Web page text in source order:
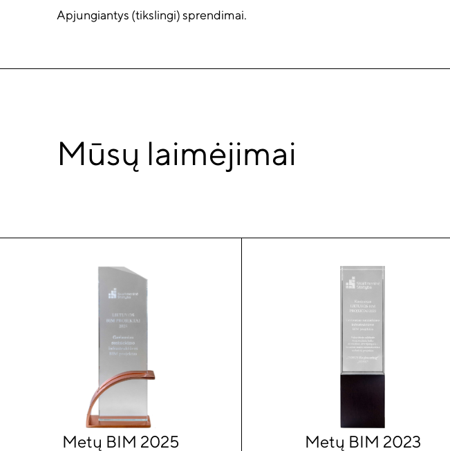
Apjungiantys (tikslingi) sprendimai.
Mūsų laimėjimai
Metų BIM 2025 Metų BIM 2023